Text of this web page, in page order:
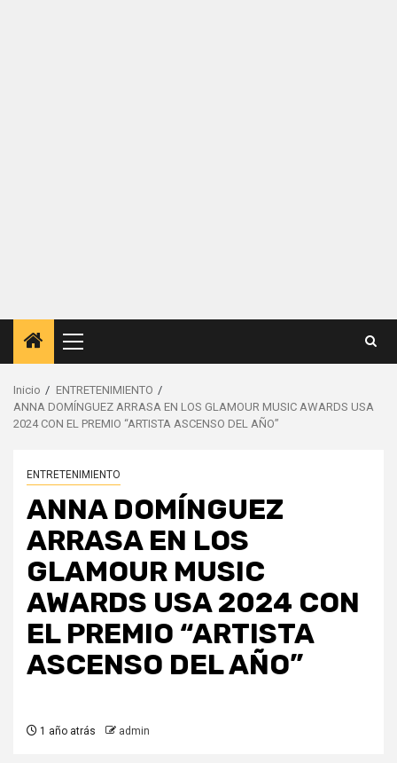
Menú
principal
Inicio
ENTRETENIMIENTO
ANNA DOMÍNGUEZ ARRASA EN LOS GLAMOUR MUSIC AWARDS USA
2024 CON EL PREMIO “ARTISTA ASCENSO DEL AÑO”
ENTRETENIMIENTO
ANNA DOMÍNGUEZ
ARRASA EN LOS
GLAMOUR MUSIC
AWARDS USA 2024 CON
EL PREMIO “ARTISTA
ASCENSO DEL AÑO”
1 año atrás admin